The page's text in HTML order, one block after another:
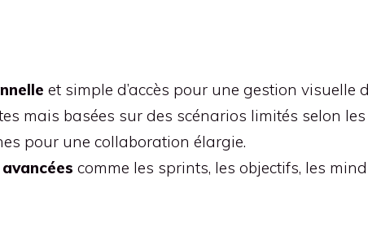
et simple d’accès pour une gestion visuelle
mais basées sur des scénarios limités selon
pour une collaboration élargie.
comme les sprints, les objectifs, les